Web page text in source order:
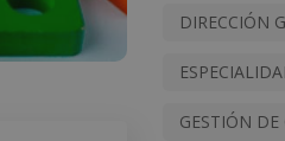
DIRECCIÓN
GESTIÓN